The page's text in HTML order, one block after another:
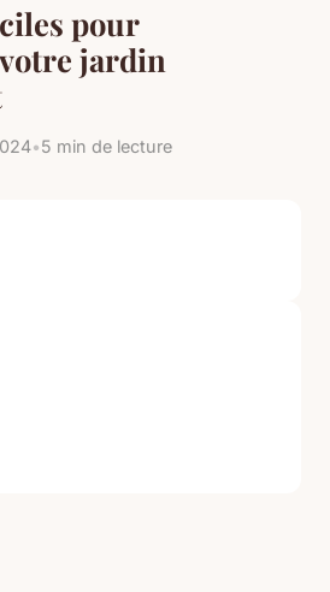
pour
jardin
•5 min de lecture